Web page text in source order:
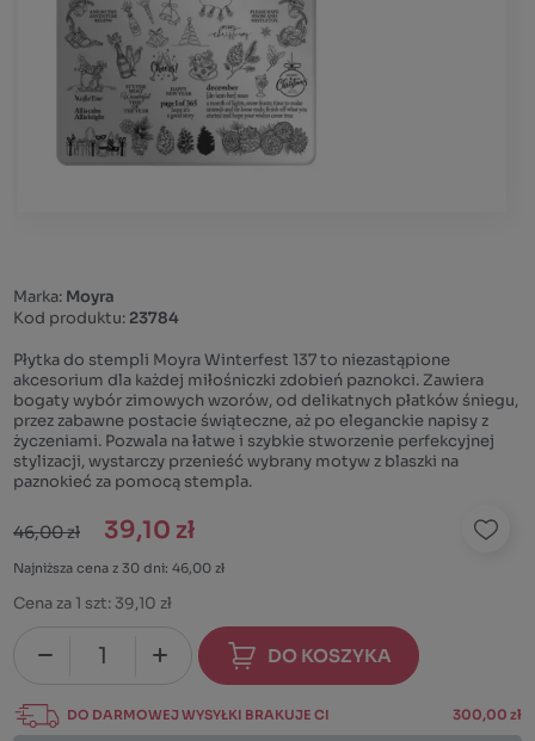
Marka: Moyra
Kod produktu: 23784
Płytka do stempli Moyra Winterfest 137 to niezastąpione
akcesorium dla każdej miłośniczki zdobień paznokci. Zawiera
bogaty wybór zimowych wzorów, od delikatnych płatków śniegu,
przez zabawne postacie świąteczne, aż po eleganckie napisy z
życzeniami. Pozwala na łatwe i szybkie stworzenie perfekcyjnej
stylizacji, wystarczy przenieść wybrany motyw z blaszki na
paznokieć za pomocą stempla.
46,00 zł 39,10 zł
Najniższa cena z 30 dni: 46,00 zł
Cena za 1 szt: 39,10 zł
DO KOSZYKA
DO DARMOWEJ WYSYŁKI BRAKUJE CI 300,00 zł